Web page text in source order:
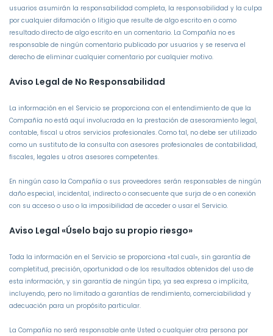
usuarios asumirán la responsabilidad completa, la responsabilidad y la culpa
por cualquier difamación o litigio que resulte de algo escrito en o como
resultado directo de algo escrito en un comentario. La Compañía no es
responsable de ningún comentario publicado por usuarios y se reserva el
derecho de eliminar cualquier comentario por cualquier motivo.
Aviso Legal de No Responsabilidad
La información en el Servicio se proporciona con el entendimiento de que la
Compañía no está aquí involucrada en la prestación de asesoramiento legal,
contable, fiscal u otros servicios profesionales. Como tal, no debe ser utilizado
como un sustituto de la consulta con asesores profesionales de contabilidad,
fiscales, legales u otros asesores competentes.
En ningún caso la Compañía o sus proveedores serán responsables de ningún
daño especial, incidental, indirecto o consecuente que surja de o en conexión
con su acceso o uso o la imposibilidad de acceder o usar el Servicio.
Aviso Legal «Úselo bajo su propio riesgo»
Toda la información en el Servicio se proporciona «tal cual», sin garantía de
completitud, precisión, oportunidad o de los resultados obtenidos del uso de
esta información, y sin garantía de ningún tipo, ya sea expresa o implícita,
incluyendo, pero no limitado a garantías de rendimiento, comerciabilidad y
adecuación para un propósito particular.
La Compañía no será responsable ante Usted o cualquier otra persona por